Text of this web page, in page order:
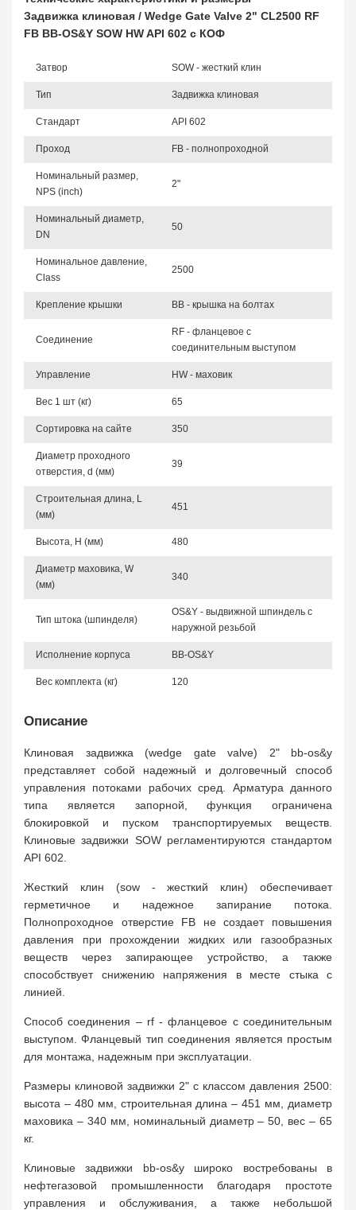
Задвижка клиновая / Wedge Gate Valve 2" CL2500 RF
FB BB-OS&Y SOW HW API 602 с КОФ
Затвор SOW - жесткий клин
Тип Задвижка клиновая
Стандарт API 602
Проход FB - полнопроходной
Номинальный размер,
NPS (inch)
2"
Номинальный диаметр,
DN
50
Номинальное давление,
Class
2500
Крепление крышки BB - крышка на болтах
Соединение
RF - фланцевое с
соединительным выступом
Управление HW - маховик
Вес 1 шт (кг) 65
Сортировка на сайте 350
Диаметр проходного
отверстия, d (мм)
39
Строительная длина, L
(мм)
451
Высота, Н (мм) 480
Диаметр маховика, W
(мм)
340
Тип штока (шпинделя)
OS&Y - выдвижной шпиндель с
наружной резьбой
Исполнение корпуса BB-OS&Y
Вес комплекта (кг) 120
Описание
Клиновая задвижка (wedge gate valve) 2" bb-os&y
представляет собой надежный и долговечный способ
управления потоками рабочих сред. Арматура данного
типа является запорной, функция ограничена
блокировкой и пуском транспортируемых веществ.
Клиновые задвижки SOW регламентируются стандартом
API 602.
Жесткий клин (sow - жесткий клин) обеспечивает
герметичное и надежное запирание потока.
Полнопроходное отверстие FB не создает повышения
давления при прохождении жидких или газообразных
веществ через запирающее устройство, а также
способствует снижению напряжения в месте стыка с
линией.
Способ соединения – rf - фланцевое с соединительным
выступом. Фланцевый тип соединения является простым
для монтажа, надежным при эксплуатации.
Размеры клиновой задвижки 2" с классом давления 2500:
высота – 480 мм, строительная длина – 451 мм, диаметр
маховика – 340 мм, номинальный диаметр – 50, вес – 65
кг.
Клиновые задвижки bb-os&y широко востребованы в
нефтегазовой промышленности благодаря простоте
управления и обслуживания, а также небольшой